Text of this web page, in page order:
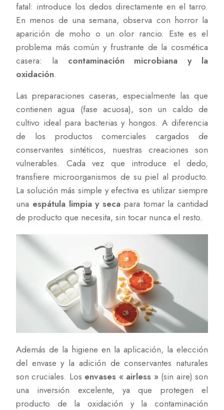
fatal: introduce los dedos directamente en el tarro.
En menos de una semana, observa con horror la
aparición de moho o un olor rancio. Este es el
problema más común y frustrante de la cosmética
casera: la contaminación microbiana y la
oxidación.
Las preparaciones caseras, especialmente las que
contienen agua (fase acuosa), son un caldo de
cultivo ideal para bacterias y hongos. A diferencia
de los productos comerciales cargados de
conservantes sintéticos, nuestras creaciones son
vulnerables. Cada vez que introduce el dedo,
transfiere microorganismos de su piel al producto.
La solución más simple y efectiva es utilizar siempre
una espátula limpia y seca para tomar la cantidad
de producto que necesita, sin tocar nunca el resto.
Además de la higiene en la aplicación, la elección
del envase y la adición de conservantes naturales
son cruciales. Los envases « airless »(sin aire) son
una inversión excelente, ya que protegen el
producto de la oxidación y la contaminación